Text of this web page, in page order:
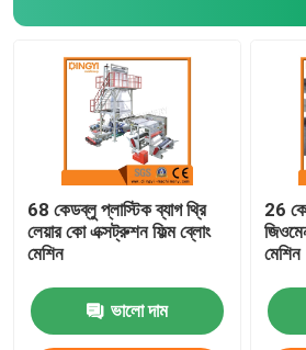
68 কেডব্লু প্লাস্টিক ব্যাগ থ্রি
লেয়ার কো এক্সট্রুশন ফিল্ম ব্লোং
মেশিন
ভালো দাম
26
মেশিন